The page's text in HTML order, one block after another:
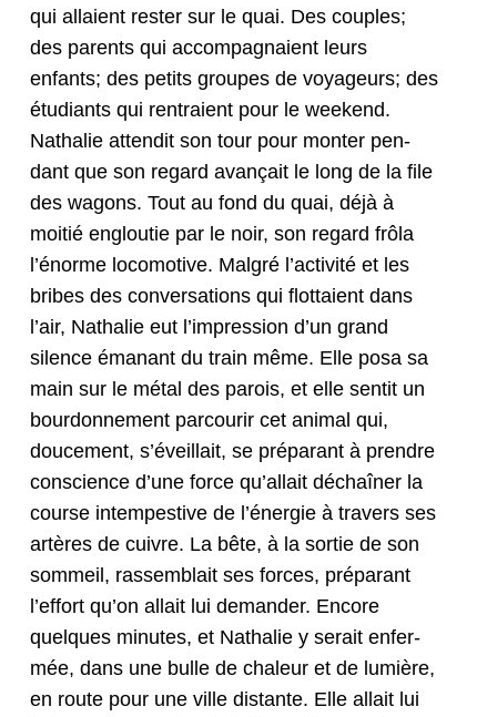
qui allaient rester sur le quai. Des cou­ples;
des par­ents qui accom­pa­g­naient leurs
enfants; des petits groupes de voyageurs; des
étu­di­ants qui ren­traient pour le week­end.
Nathalie atten­dit son tour pour mon­ter pen­
dant que son regard avançait le long de la file
des wag­ons. Tout au fond du quai, déjà à
moitié engloutie par le noir, son regard frôla
l’énorme loco­mo­tive. Mal­gré l’activité et les
bribes des con­ver­sa­tions qui flot­taient dans
l’air, Nathalie eut l’impression d’un grand
silence émanant du train même. Elle posa sa
main sur le métal des parois, et elle sen­tit un
bour­don­nement par­courir cet ani­mal qui,
douce­ment, s’éveillait, se pré­parant à pren­dre
con­science d’une force qu’al­lait déchaîn­er la
course intem­pes­tive de l’én­ergie à tra­vers ses
artères de cuiv­re. La bête, à la sor­tie de son
som­meil, rassem­blait ses forces, pré­parant
l’effort qu’on allait lui deman­der. Encore
quelques min­utes, et Nathalie y serait enfer­
mée, dans une bulle de chaleur et de lumière,
en route pour une ville dis­tante. Elle allait lui